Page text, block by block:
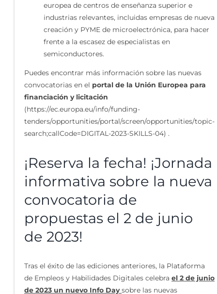
europea de centros de enseñanza superior e
industrias relevantes, incluidas empresas de nueva
creación y PYME de microelectrónica, para hacer
frente a la escasez de especialistas en
semiconductores.
Puedes encontrar más información sobre las nuevas
convocatorias en el portal de la Unión Europea para
financiación y licitación
(https://ec.europa.eu/info/funding-
tenders/opportunities/portal/screen/opportunities/topic-
search;callCode=DIGITAL-2023-SKILLS-04) .
¡Reserva la fecha! ¡Jornada
informativa sobre la nueva
convocatoria de
propuestas el 2 de junio
de 2023!
Tras el éxito de las ediciones anteriores, la Plataforma
de Empleos y Habilidades Digitales celebra el 2 de junio
de 2023 un nuevo Info Daysobre las nuevas